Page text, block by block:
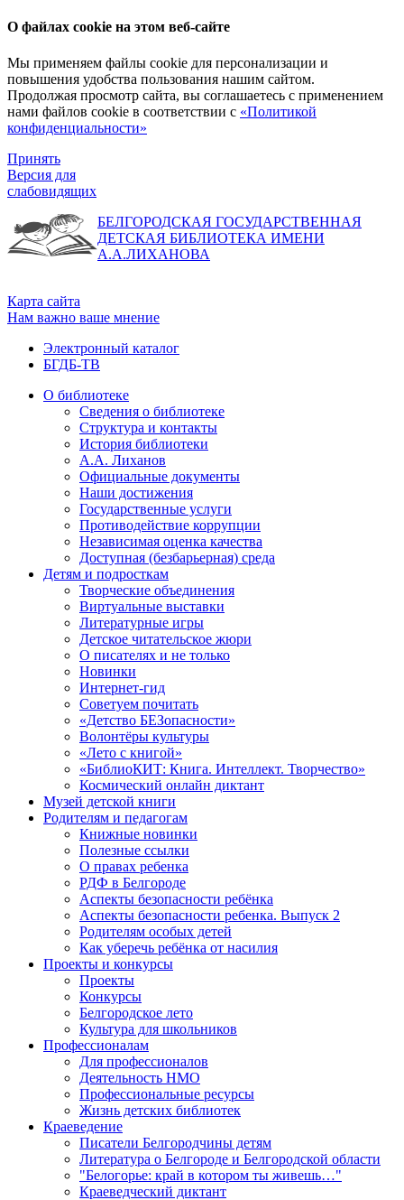
О файлах cookie на этом веб-сайте
Мы применяем файлы cookie для персонализации и
повышения удобства пользования нашим сайтом.
Продолжая просмотр сайта, вы соглашаетесь с применением
нами файлов cookie в соответствии с «Политикой
конфиденциальности»
Принять
Версия для
слабовидящих
БЕЛГОРОДСКАЯ ГОСУДАРСТВЕННАЯ
ДЕТСКАЯ БИБЛИОТЕКА ИМЕНИ
А.А.ЛИХАНОВА
Карта сайта
Нам важно ваше мнение
Электронный каталог
БГДБ-ТВ
О библиотеке
Сведения о библиотеке
Структура и контакты
История библиотеки
А.А. Лиханов
Официальные документы
Наши достижения
Государственные услуги
Противодействие коррупции
Независимая оценка качества
Доступная (безбарьерная) среда
Детям и подросткам
Творческие объединения
Виртуальные выставки
Литературные игры
Детское читательское жюри
О писателях и не только
Новинки
Интернет-гид
Советуем почитать
«Детство БЕЗопасности»
Волонтёры культуры
«Лето с книгой»
«БиблиоКИТ: Книга. Интеллект. Творчество»
Космический онлайн диктант
Музей детской книги
Родителям и педагогам
Книжные новинки
Полезные ссылки
О правах ребенка
РДФ в Белгороде
Аспекты безопасности ребёнка
Аспекты безопасности ребенка. Выпуск 2
Родителям особых детей
Как уберечь ребёнка от насилия
Проекты и конкурсы
Проекты
Конкурсы
Белгородское лето
Культура для школьников
Профессионалам
Для профессионалов
Деятельность НМО
Профессиональные ресурсы
Жизнь детских библиотек
Краеведение
Писатели Белгородчины детям
Литература о Белгороде и Белгородской области
"Белогорье: край в котором ты живешь…"
Краеведческий диктант